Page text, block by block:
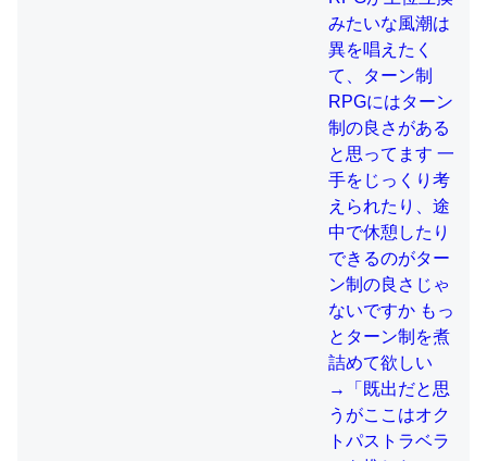
これを元に考えるとカルシウムを大量に使う脊椎動物と貝
類は苦労してるんだな…。腹足類だと殻を無くしてナメク
─ニュース :: 【研究発表】昆虫学の大問題＝「昆虫はなぜ海にいな
ウチもEchoを実家に置いて４年。でたまに覗いてる。ぼ
ちぼちRingも置こうかと画策中。あと、Googleマップで
位置情報を共有してる。電池残量や充電中かが分かるので